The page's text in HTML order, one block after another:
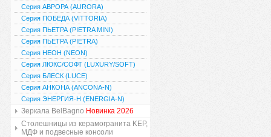
Серия АВРОРА (AURORA)
Серия ПОБЕДА (VITTORIA)
Серия ПЬЕТРА (PIETRA MINI)
Серия ПЬЕТРА (PIETRA)
Серия НЕОН (NEON)
Серия ЛЮКС/СОФТ (LUXURY/SOFT)
Серия БЛЕСК (LUCE)
Серия АНКОНА (ANCONA-N)
Серия ЭНЕРГИЯ-Н (ENERGIA-N)
Зеркала BelBagno Новинка 2026
Столешницы из керамогранита KEP,
МДФ и подвесные консоли